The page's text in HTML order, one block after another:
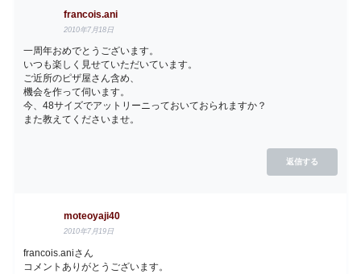
francois.ani
2010年7月18日
一周年おめでとうございます。
いつも楽しく見せていただいています。
ご近所のピザ屋さん含め、
機会を作って伺います。
今、48サイズでアットリーニっておいておられますか？
また教えてくださいませ。
返信する
moteoyaji40
2010年7月19日
francois.aniさん
コメントありがとうございます。